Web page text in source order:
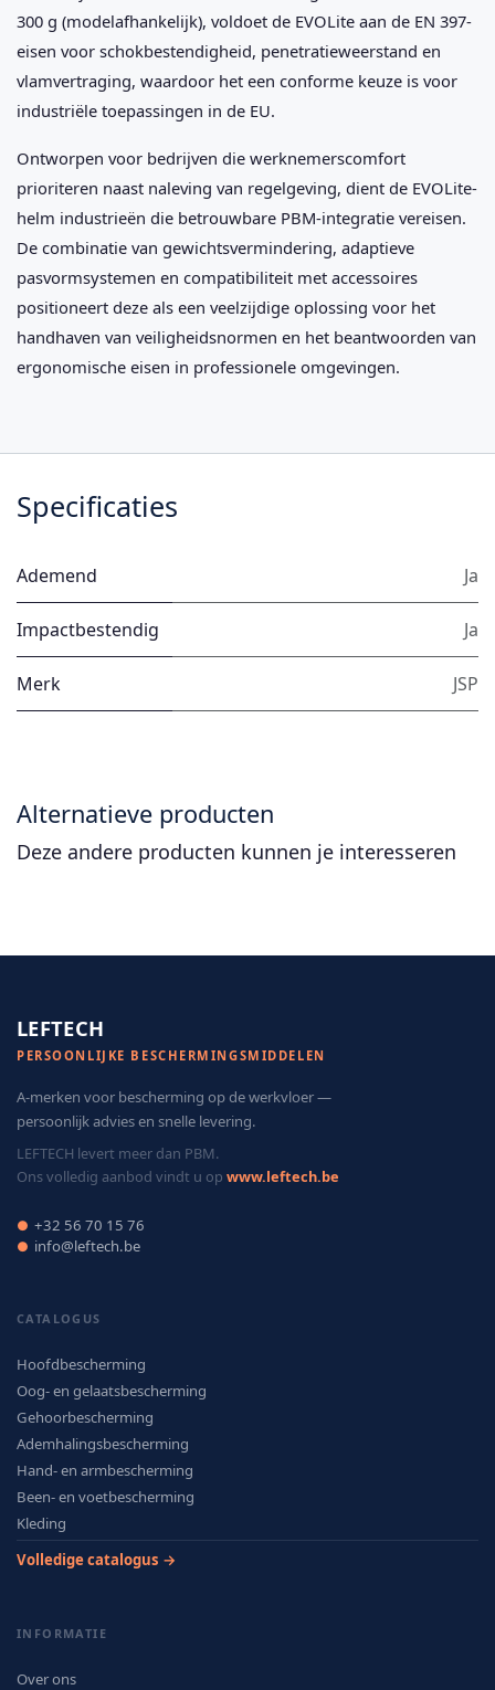
300 g (modelafhankelijk), voldoet de EVOLite aan de EN 397-
eisen voor schokbestendigheid, penetratieweerstand en
vlamvertraging, waardoor het een conforme keuze is voor
industriële toepassingen in de EU.
Ontworpen voor bedrijven die werknemerscomfort
prioriteren naast naleving van regelgeving, dient de EVOLite-
helm industrieën die betrouwbare PBM-integratie vereisen.
De combinatie van gewichtsvermindering, adaptieve
pasvormsystemen en compatibiliteit met accessoires
positioneert deze als een veelzijdige oplossing voor het
handhaven van veiligheidsnormen en het beantwoorden van
ergonomische eisen in professionele omgevingen.
Specificaties
Ademend Ja
Impactbestendig Ja
Merk JSP
Alternatieve producten
Deze andere producten kunnen je interesseren
LEFTECH
PERSOONLIJKE BESCHERMINGSMIDDELEN
A-merken voor bescherming op de werkvloer —
persoonlijk advies en snelle levering.
LEFTECH levert meer dan PBM.
Ons volledig aanbod vindt u op www.leftech.be
● +32 56 70 15 76
● info@leftech.be
CATALOGUS
Hoofdbescherming
Oog- en gelaatsbescherming
Gehoorbescherming
Ademhalingsbescherming
Hand- en armbescherming
Been- en voetbescherming
Kleding
Volledige catalogus →
INFORMATIE
Over ons